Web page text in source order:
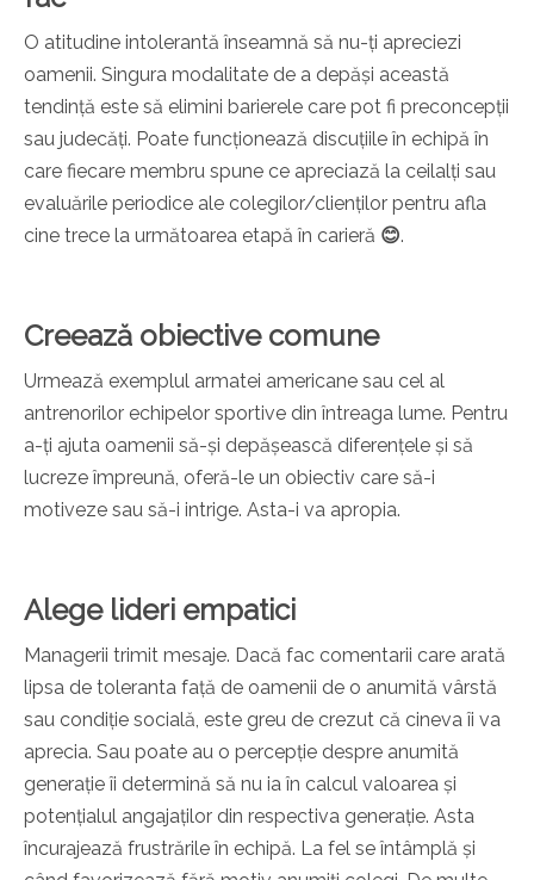
O atitudine intolerantă înseamnă să nu-ți apreciezi
oamenii. Singura modalitate de a depăși această
tendință este să elimini barierele care pot fi preconcepții
sau judecăți. Poate funcționează discuțiile în echipă în
care fiecare membru spune ce apreciază la ceilalți sau
evaluările periodice ale colegilor/clienților pentru afla
cine trece la următoarea etapă în carieră 😊.
Creează obiective comune
Urmează exemplul armatei americane sau cel al
antrenorilor echipelor sportive din întreaga lume. Pentru
a-ți ajuta oamenii să-și depășească diferențele și să
lucreze împreună, oferă-le un obiectiv care să-i
motiveze sau să-i intrige. Asta-i va apropia.
Alege lideri empatici
Managerii trimit mesaje. Dacă fac comentarii care arată
lipsa de toleranta față de oamenii de o anumită vârstă
sau condiție socială, este greu de crezut că cineva îi va
aprecia. Sau poate au o percepție despre anumită
generație îi determină să nu ia în calcul valoarea și
potențialul angajaților din respectiva generație. Asta
încurajează frustrările în echipă. La fel se întâmplă și